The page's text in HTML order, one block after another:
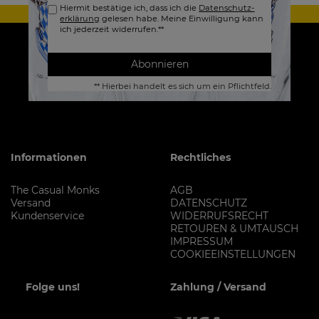
Hiermit bestätige ich, dass ich die Daten­schutz­
erklärung gelesen habe. Meine Einwilligung kann
ich jederzeit widerrufen.**
Abonnieren
** Hierbei handelt es sich um ein Pflichtfeld.
Informationen
The Casual Monks
Versand
Kundenservice
Rechtliches
AGB
DATENSCHUTZ
WIDERRUFSRECHT
RETOUREN & UMTAUSCH
IMPRESSUM
COOKIEEINSTELLUNGEN
Folge uns! Zahlung / Versand